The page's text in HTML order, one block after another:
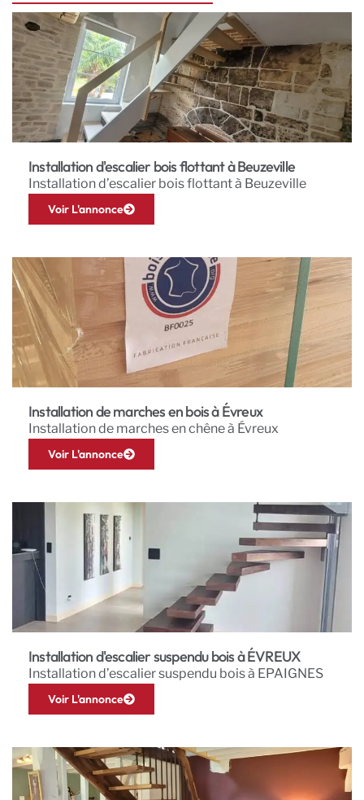
Installation d'escalier bois flottant à Beuzeville
Installation d’escalier bois flottant à Beuzeville
Voir L'annonce
Installation de marches en bois à Évreux
Installation de marches en chêne à Évreux
Voir L'annonce
Installation d'escalier suspendu bois à ÉVREUX
Installation d’escalier suspendu bois à EPAIGNES
Voir L'annonce